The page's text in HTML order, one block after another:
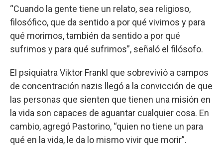
“Cuando la gente tiene un relato, sea religioso,
filosófico, que da sentido a por qué vivimos y para
qué morimos, también da sentido a por qué
sufrimos y para qué sufrimos”, señaló el filósofo.
El psiquiatra Viktor Frankl que sobrevivió a campos
de concentración nazis llegó a la convicción de que
las personas que sienten que tienen una misión en
la vida son capaces de aguantar cualquier cosa. En
cambio, agregó Pastorino, “quien no tiene un para
qué en la vida, le da lo mismo vivir que morir”.